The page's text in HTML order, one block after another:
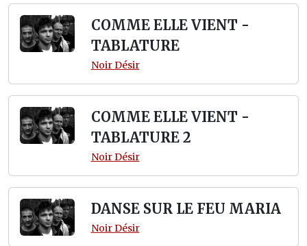
COMME ELLE VIENT -
TABLATURE
Noir Désir
COMME ELLE VIENT -
TABLATURE 2
Noir Désir
DANSE SUR LE FEU MARIA
Noir Désir